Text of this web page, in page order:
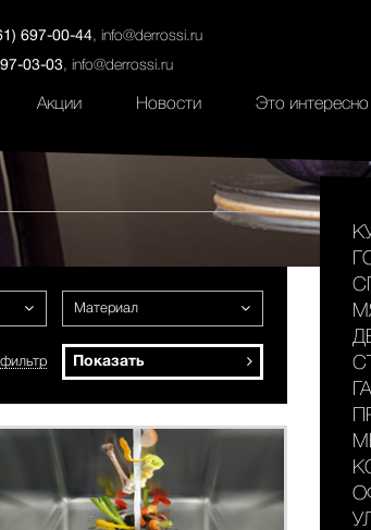
697-00-44, info@derrossi.ru
03-03, info@derrossi.ru
Услуги Наши проекты
Акции Новости Это интересно
Материал
Показать